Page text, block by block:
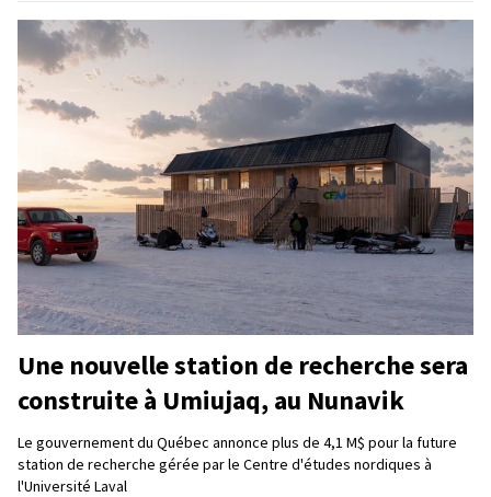
Une nouvelle station de recherche sera
construite à Umiujaq, au Nunavik
Le gouvernement du Québec annonce plus de 4,1 M$ pour la future
station de recherche gérée par le Centre d'études nordiques à
l'Université Laval